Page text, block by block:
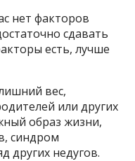
нет факторов
сдавать
есть, лучше
вес,
или других
образ жизни,
синдром
других недугов.